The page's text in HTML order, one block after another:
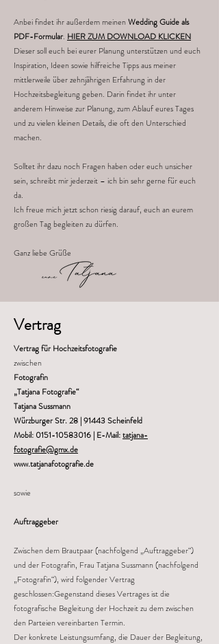
Anbei findet ihr außerdem meinen Wedding Guide als
PDF-Formular. HIER ZUM DOWNLOAD KLICKEN
Dieser soll euch bei eurer Planung unterstützen und euch
Inspiration, Ideen sowie hilfreiche Tipps aus meiner
mittlerweile über zehnjährigen Erfahrung in der
Hochzeitsbegleitung geben. Darin findet ihr unter
anderem Hinweise zur Planung, zum Ablauf eures Tages
und zu vielen kleinen Details, die oft den Unterschied
machen.
Solltet ihr dazu noch Fragen haben oder euch unsicher
sein, schreibt mir jederzeit – ich bin sehr gerne für euch
da.
Ich freue mich jetzt schon riesig darauf, euch an eurem
großen Tag begleiten zu dürfen.
Ganz liebe Grüße
Vertrag
Vertrag für Hochzeitsfotografie
zwischen
Fotografin
„Tatjana Fotografie“
Tatjana Sussmann
Würzburger Str. 28 | 91443 Scheinfeld
Mobil: 0151-10583016 | E-Mail:tatjana-
fotografie@gmx.de
www.tatjanafotografie.de
sowie
Auftraggeber
Zwischen dem Brautpaar (nachfolgend „Auftraggeber“)
und der Fotografin, Frau Tatjana Sussmann (nachfolgend
„Fotografin“), wird folgender Vertrag
geschlossen:Gegenstand dieses Vertrages ist die
fotografische Begleitung der Hochzeit zu dem zwischen
den Parteien vereinbarten Termin.
Der konkrete Leistungsumfang, die Dauer der Begleitung,